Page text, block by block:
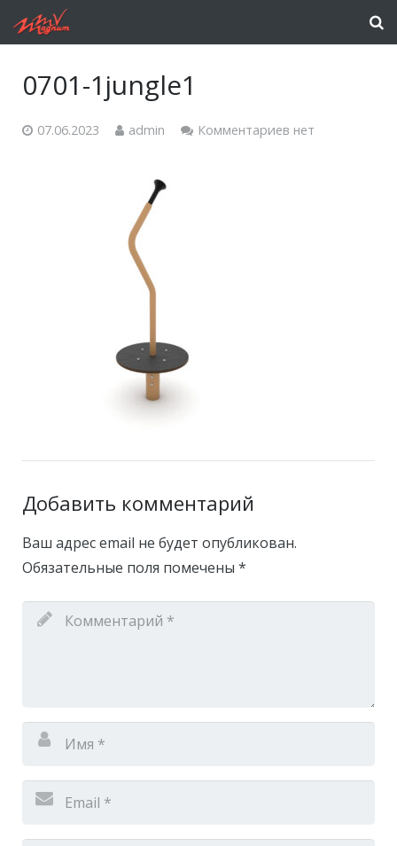
0701-1jungle1
07.06.2023 admin Комментариев нет
Добавить комментарий
Ваш адрес email не будет опубликован.
Обязательные поля помечены *